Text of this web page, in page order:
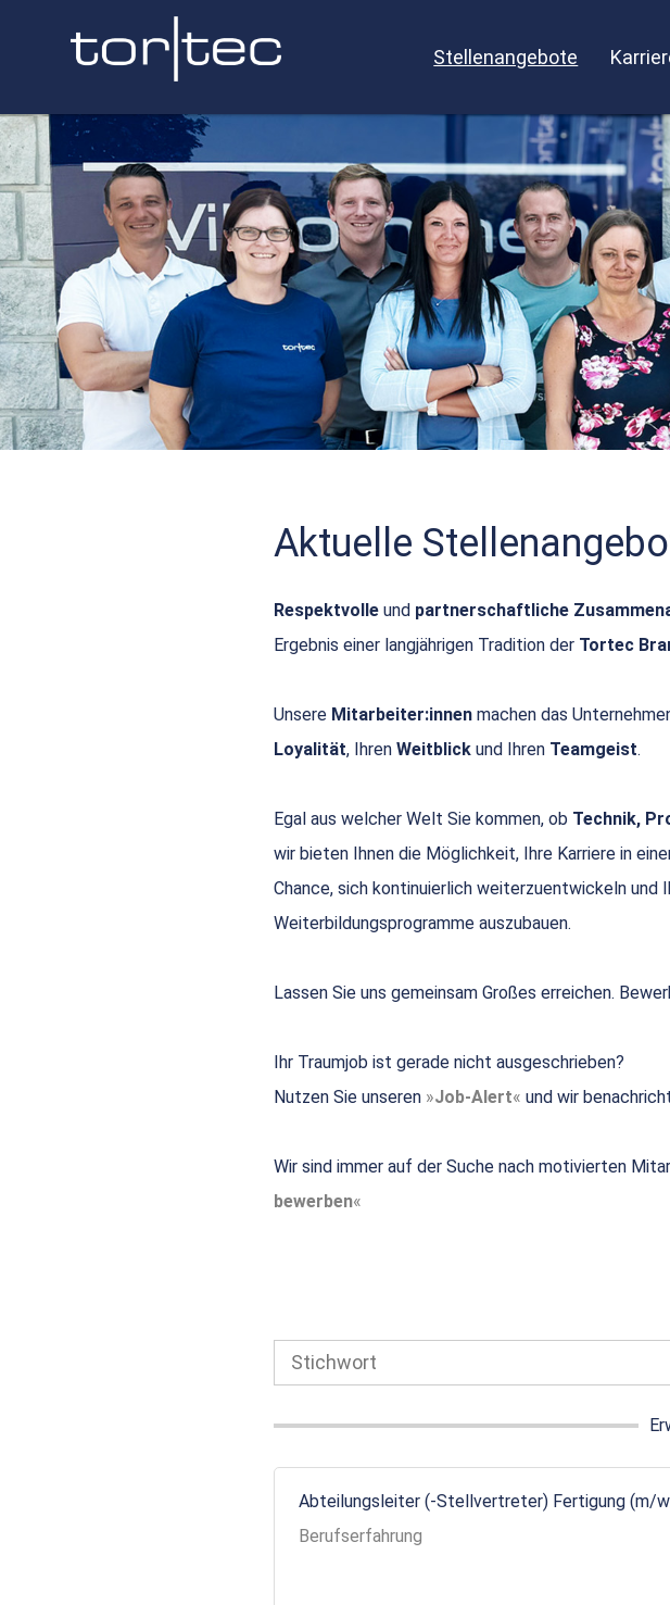
Stellenangebote
Aktuelle
Respektvolle und partnerschaftliche
Ergebnis einer langjährigen Tradition der Tortec
Unsere Mitarbeiter:innen machen das
Loyalität, Ihren Weitblick und Ihren Teamgeist.
Egal aus welcher Welt Sie kommen, ob Technik,
wir bieten Ihnen die Möglichkeit, Ihre Karriere in
Chance, sich kontinuierlich weiterzuentwickeln und
Weiterbildungsprogramme auszubauen.
Lassen Sie uns gemeinsam Großes erreichen.
Ihr Traumjob ist gerade nicht ausgeschrieben?
Nutzen Sie unseren
Job-Alert und wir
Wir sind immer auf der Suche nach motivierten
bewerben
Abteilungsleiter (-Stellvertreter) Fertigung (m/
Berufserfahrung